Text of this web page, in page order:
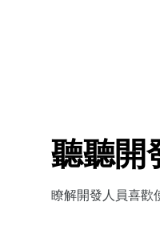
聽聽開
瞭解開發人員喜歡